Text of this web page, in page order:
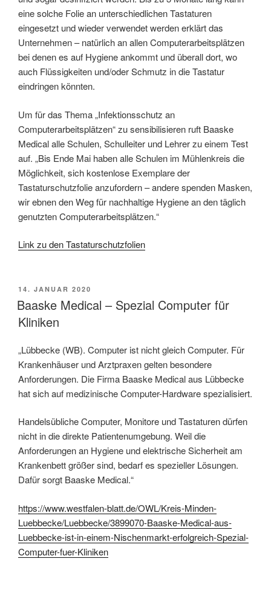
eine solche Folie an unterschiedlichen Tastaturen
eingesetzt und wieder verwendet werden erklärt das
Unternehmen – natürlich an allen Computerarbeitsplätzen
bei denen es auf Hygiene ankommt und überall dort, wo
auch Flüssigkeiten und/oder Schmutz in die Tastatur
eindringen könnten.
Um für das Thema „Infektionsschutz an
Computerarbeitsplätzen“ zu sensibilisieren ruft Baaske
Medical alle Schulen, Schulleiter und Lehrer zu einem Test
auf. „Bis Ende Mai haben alle Schulen im Mühlenkreis die
Möglichkeit, sich kostenlose Exemplare der
Tastaturschutzfolie anzufordern – andere spenden Masken,
wir ebnen den Weg für nachhaltige Hygiene an den täglich
genutzten Computerarbeitsplätzen.“
Link zu den Tastaturschutzfolien
VERÖFFENTLICHT
AM
14. JANUAR 2020
Baaske Medical – Spezial Computer für
Kliniken
„Lübbecke (WB). Computer ist nicht gleich Computer. Für
Krankenhäuser und Arztpraxen gelten besondere
Anforderungen. Die Firma Baaske Medical aus Lübbecke
hat sich auf medizinische Computer-Hardware spezialisiert.
Handelsübliche Computer, Monitore und Tastaturen dürfen
nicht in die direkte Patientenumgebung. Weil die
Anforderungen an Hygiene und elektrische Sicherheit am
Krankenbett größer sind, bedarf es spezieller Lösungen.
Dafür sorgt Baaske Medical.“
https://www.westfalen-blatt.de/OWL/Kreis-Minden-
Luebbecke/Luebbecke/3899070-Baaske-Medical-aus-
Luebbecke-ist-in-einem-Nischenmarkt-erfolgreich-Spezial-
Computer-fuer-Kliniken